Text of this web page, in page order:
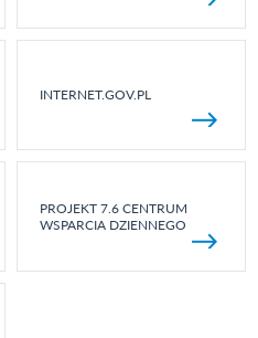
INTERNET.GOV.PL
PROJEKT 7.6 CENTRUM
WSPARCIA DZIENNEGO